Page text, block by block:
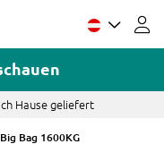
Hause geliefert
Bag 1600KG